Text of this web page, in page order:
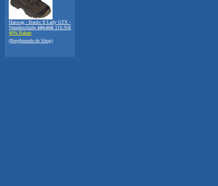
Hanwag - Banks II Lady GTX -
Wanderschuhe 194.91€ 116.95€
40% Rabatt
(Bergfreunde.de Shop)